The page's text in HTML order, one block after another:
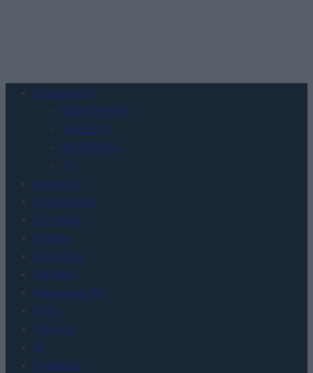
Urządzenia
SMARTFONY
TABLETY
WEARABLE
TV
Recenzje
Porównania
Co kupić
Porady
Promocje
FinTech
Hardware PC
Moto
Gaming
AI
Redakcja